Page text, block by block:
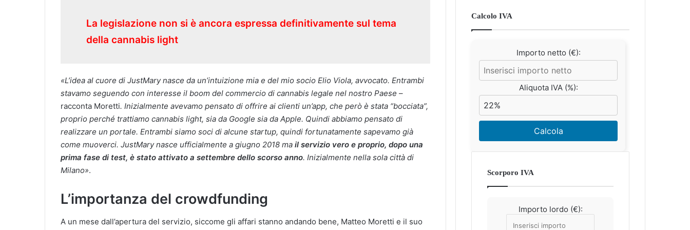
La legislazione non si è ancora espressa definitivamente sul tema
della cannabis light
«L’idea al cuore di JustMary nasce da un’intuizione mia e del mio socio Elio Viola, avvocato. Entrambi
stavamo seguendo con interesse il boom del commercio di cannabis legale nel nostro Paese –
racconta Moretti. Inizialmente avevamo pensato di offrire ai clienti un’app, che però è stata “bocciata”,
proprio perché trattiamo cannabis light, sia da Google sia da Apple. Quindi abbiamo pensato di
realizzare un portale. Entrambi siamo soci di alcune startup, quindi fortunatamente sapevamo già
come muoverci. JustMary nasce ufficialmente a giugno 2018 ma il servizio vero e proprio, dopo una
prima fase di test, è stato attivato a settembre dello scorso anno. Inizialmente nella sola città di
Milano».
L’importanza del crowdfunding
A un mese dall’apertura del servizio, siccome gli affari stanno andando bene, Matteo Moretti e il suo
Calcolo IVA
Importo netto (€):
Aliquota IVA (%):
Calcola
Scorporo IVA
Importo lordo (€):